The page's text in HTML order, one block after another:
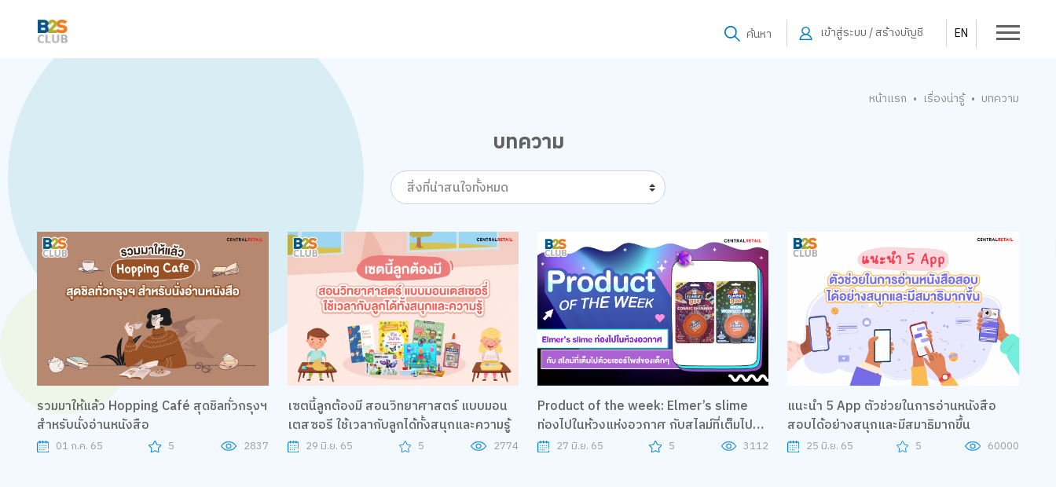
ค้นหา เข้าสู่ระบบ / สร้างบัญชี EN
หน้าแรก • เรื่องน่ารู้ • บทความ
บทความ
สิ่งที่น่าสนใจทั้งหมด
รวมมาให้แล้ว Hopping Café สุดชิลทั่วกรุงฯ​
สำหรับนั่งอ่านหนังสือ
01 ก.ค. 65 5 2837
เซตนี้ลูกต้องมี สอนวิทยาศาสตร์ แบบมอน
เตสซอรี ใช้เวลากับลูกได้ทั้งสนุกและความรู้
29 มิ.ย. 65 5 2774
Product of the week: Elmer’s slime
ท่องไปในห้วงแห่งอวกาศ กับสไลม์ที่เต็มไป
ด้วยเซอร์ไพสร์ของเด็กๆ
27 มิ.ย. 65 5 3112
แนะนำ 5 App ตัวช่วยในการอ่านหนังสือ
สอบได้อย่างสนุกและมีสมาธิมากขึ้น
25 มิ.ย. 65 5 60000